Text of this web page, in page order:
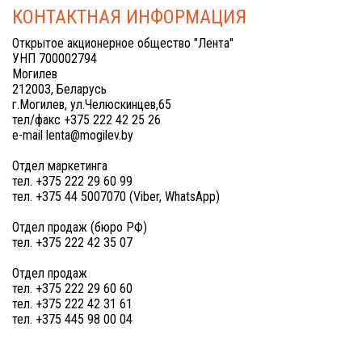
КОНТАКТНАЯ ИНФОРМАЦИЯ
Открытое акционерное общество "Лента"
УНП 700002794
Могилев
212003, Беларусь
г.Могилев, ул.Челюскинцев,65
тел/факс +375 222 42 25 26
e-mail lenta@mogilev.by
Отдел маркетинга
тел. +375 222 29 60 99
тел. +375 44 5007070 (Viber, WhatsApp)
Отдел продаж (бюро РФ)
тел. +375 222 42 35 07
Отдел продаж
тел. +375 222 29 60 60
тел. +375 222 42 31 61
тел. +375 445 98 00 04